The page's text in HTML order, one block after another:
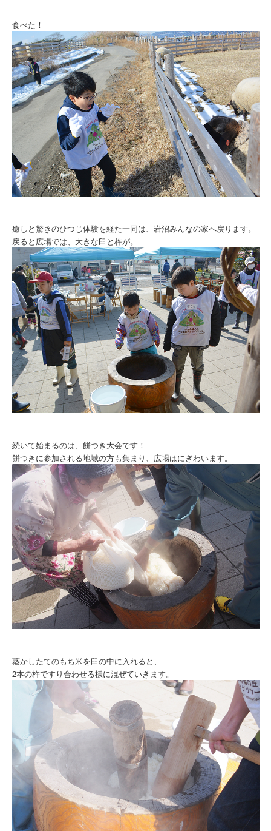
食べた！
癒しと驚きのひつじ体験を経た一同は、岩沼みんなの家へ戻ります。
戻ると広場では、大きな臼と杵が。
続いて始まるのは、餅つき大会です！
餅つきに参加される地域の方も集まり、広場はにぎわいます。
蒸かしたてのもち米を臼の中に入れると、
2本の杵ですり合わせる様に混ぜていきます。